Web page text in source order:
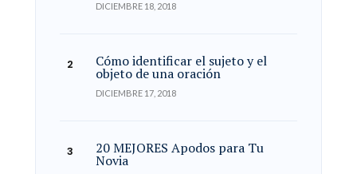
DICIEMBRE 18, 2018
Cómo identificar el sujeto y el
objeto de una oración
DICIEMBRE 17, 2018
20 MEJORES Apodos para Tu
Novia